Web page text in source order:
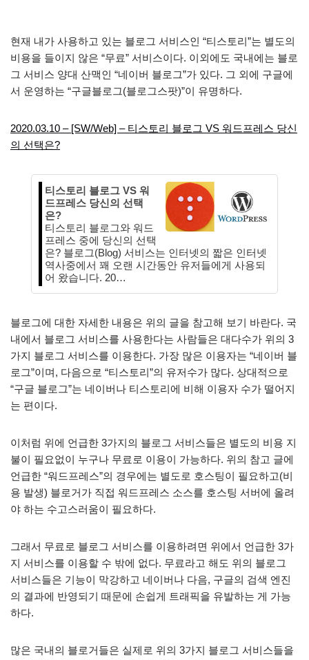
현재 내가 사용하고 있는 블로그 서비스인 “티스토리”는 별도의
비용을 들이지 않은 “무료” 서비스이다. 이외에도 국내에는 블로
그 서비스 양대 산맥인 “네이버 블로그”가 있다. 그 외에 구글에
서 운영하는 “구글블로그(블로그스팟)”이 유명하다.
2020.03.10 – [SW/Web] – 티스토리 블로그 VS 워드프레스 당신
의 선택은?
티스토리 블로그 VS 워
드프레스 당신의 선택
은?
티스토리 블로그와 워드
프레스 중에 당신의 선택
은? 블로그(Blog) 서비스는 인터넷의 짧은 인터넷
역사중에서 꽤 오랜 시간동안 유저들에게 사용되
어 왔습니다. 20…
블로그에 대한 자세한 내용은 위의 글을 참고해 보기 바란다. 국
내에서 블로그 서비스를 사용한다는 사람들은 대다수가 위의 3
가지 블로그 서비스를 이용한다. 가장 많은 이용자는 “네이버 블
로그”이며, 다음으로 “티스토리”의 유저수가 많다. 상대적으로
“구글 블로그”는 네이버나 티스토리에 비해 이용자 수가 떨어지
는 편이다.
이처럼 위에 언급한 3가지의 블로그 서비스들은 별도의 비용 지
불이 필요없이 누구나 무료로 이용이 가능하다. 위의 참고 글에
언급한 “워드프레스”의 경우에는 별도로 호스팅이 필요하고(비
용 발생) 블로거가 직접 워드프레스 소스를 호스팅 서버에 올려
야 하는 수고스러움이 필요하다.
그래서 무료로 블로그 서비스를 이용하려면 위에서 언급한 3가
지 서비스를 이용할 수 밖에 없다. 무료라고 해도 위의 블로그
서비스들은 기능이 막강하고 네이버나 다음, 구글의 검색 엔진
의 결과에 반영되기 때문에 손쉽게 트래픽을 유발하는 게 가능
하다.
많은 국내의 블로거들은 실제로 위의 3가지 블로그 서비스들을